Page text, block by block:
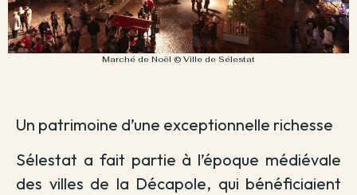
Marché de Noël © Ville de Sélestat
Un patrimoine d’une exceptionnelle richesse
Sélestat a fait partie à l’époque médiévale
des villes de la Décapole, qui bénéficiaient